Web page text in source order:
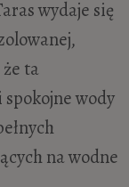
wydaje się
ta
wody
na wodne